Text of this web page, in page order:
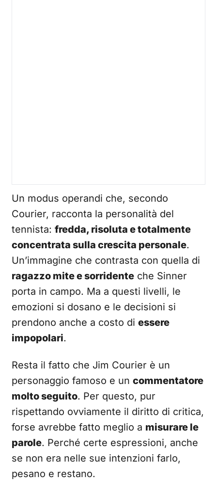
Un modus operandi che, secondo
Courier, racconta la personalità del
tennista: fredda, risoluta e totalmente
concentrata sulla crescita personale.
Un’immagine che contrasta con quella di
ragazzo mite e sorridente che Sinner
porta in campo. Ma a questi livelli, le
emozioni si dosano e le decisioni si
prendono anche a costo di essere
impopolari.
Resta il fatto che Jim Courier è un
personaggio famoso e un commentatore
molto seguito. Per questo, pur
rispettando ovviamente il diritto di critica,
forse avrebbe fatto meglio a misurare le
parole. Perché certe espressioni, anche
se non era nelle sue intenzioni farlo,
pesano e restano.